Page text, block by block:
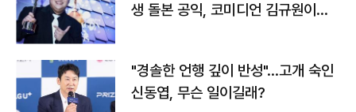
생 돌본 공익, 코미디언 김규원이었
"경솔한 언행 깊이 반성"…고개 숙인
신동엽, 무슨 일이길래?